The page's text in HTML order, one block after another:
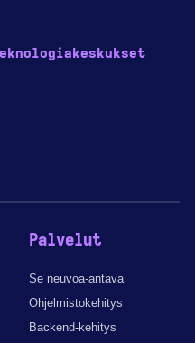
Palvelut
Se neuvoa-antava
Ohjelmistokehitys
Backend-kehitys